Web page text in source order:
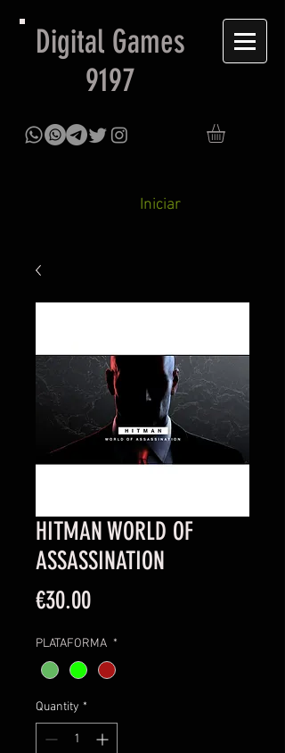
Digital Games
9197
Iniciar
HITMAN WORLD OF
ASSASSINATION
€30.00Price
PLATAFORMA *
Quantity *